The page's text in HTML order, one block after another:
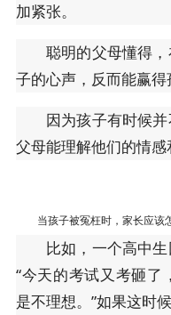
加紧张。
聪明的父母懂得
子的心声，反而能赢得
因为孩子有时候
父母能理解他们的情感
当孩子被冤枉时，家长应该
比如，一个高中
“今天的考试又考砸了
是不理想。”如果这时